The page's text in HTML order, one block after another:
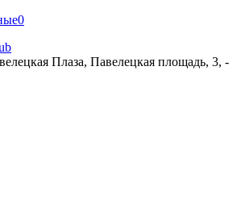
0
Плаза, Павелецкая площадь, 3, -